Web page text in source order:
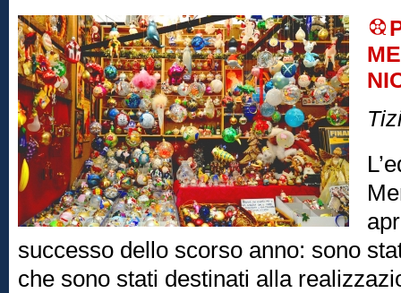
successo dello scorso anno: sono
che sono stati destinati alla